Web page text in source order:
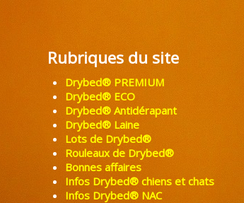
Rubriques du site
Drybed® PREMIUM
Drybed® ECO
Drybed® Antidérapant
Drybed® Laine
Lots de Drybed®
Rouleaux de Drybed®
Bonnes affaires
Infos Drybed® chiens et chats
Infos Drybed® NAC